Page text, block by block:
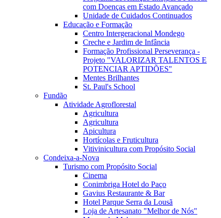
com Doenças em Estado Avançado
Unidade de Cuidados Continuados
Educação e Formação
Centro Intergeracional Mondego
Creche e Jardim de Infância
Formação Profissional Perseverança -
Projeto "VALORIZAR TALENTOS E
POTENCIAR APTIDÕES"
Mentes Brilhantes
St. Paul's School
Fundão
Atividade Agroflorestal
Agricultura
Agricultura
Apicultura
Hortícolas e Fruticultura
Vitivinicultura com Propósito Social
Condeixa-a-Nova
Turismo com Propósito Social
Cinema
Conimbriga Hotel do Paço
Gavius Restaurante & Bar
Hotel Parque Serra da Lousã
Loja de Artesanato "Melhor de Nós"